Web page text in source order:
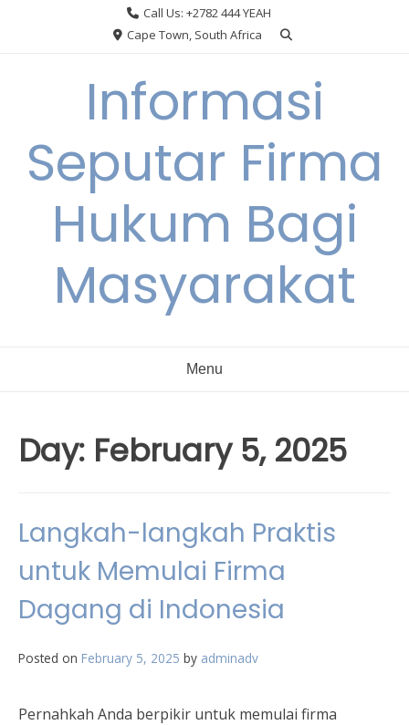
Call Us: +2782 444 YEAH
Cape Town, South Africa
Informasi
Seputar Firma
Hukum Bagi
Masyarakat
Menu
Day: February 5, 2025
Langkah-langkah Praktis
untuk Memulai Firma
Dagang di Indonesia
Posted on February 5, 2025 by adminadv
Pernahkah Anda berpikir untuk memulai firma